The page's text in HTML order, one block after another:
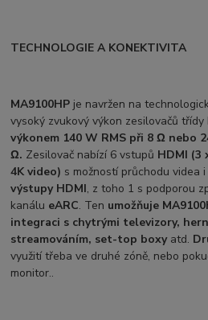
TECHNOLOGIE A KONEKTIVITA
MA9100HP je navržen na
vysoký zvukový výkon zesilovačů třídy
výkonem 140 W RMS při 8 Ω nebo
Ω. Zesilovač nabízí 6 vstupů HDMI (3
4K video) s možností průchodu videa
výstupy HDMI, z toho 1 s podporou
kanálu eARC. Ten umožňuje
integraci s chytrými televizory,
streamováním, set-top boxyatd.
využití třeba ve druhé zóně, nebo
monitor..